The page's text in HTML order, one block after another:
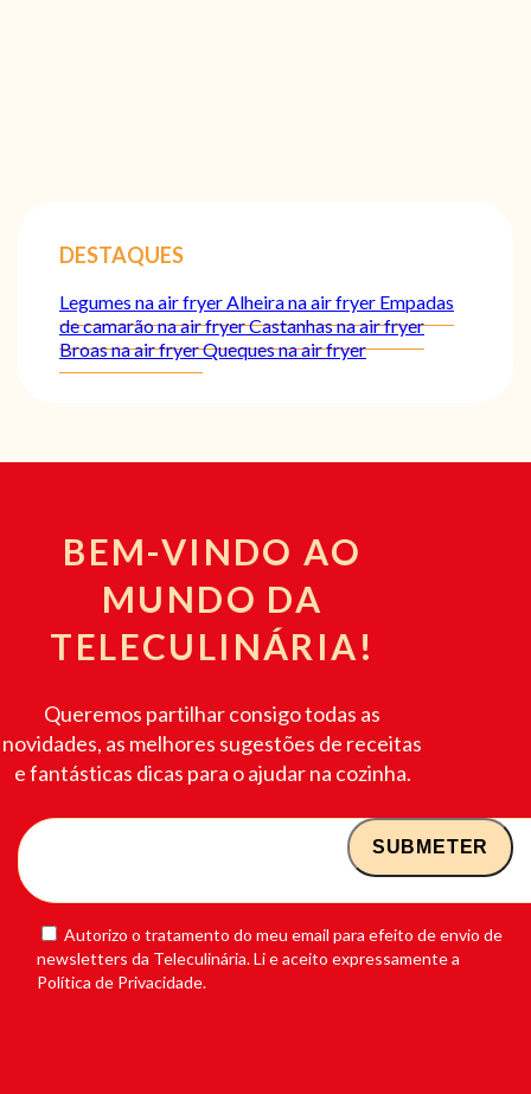
DESTAQUES
Legumes na air fryer Alheira na air fryer Empadas
de camarão na air fryerCastanhas na air fryer
Broas na air fryerQueques na air fryer
BEM-VINDO AO
MUNDO DA
TELECULINÁRIA!
Queremos partilhar consigo todas as
novidades, as melhores sugestões de receitas
e fantásticas dicas para o ajudar na cozinha.
Autorizo o tratamento do meu email para efeito de envio de
newsletters da Teleculinária. Li e aceito expressamente a
Política de Privacidade.